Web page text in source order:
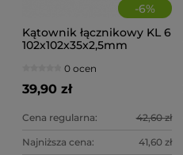
-6%
Kątownik łącznikowy KL 6
102x102x35x2,5mm
0 ocen
39,90 zł
Cena regularna: 42,60 zł
Najniższa cena: 41,60 zł